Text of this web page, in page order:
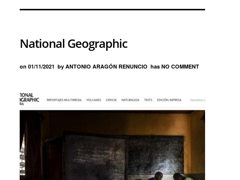
National Geographic
on 01/11/2021 by ANTONIO ARAGÓN RENUNCIO has NO COMMENT